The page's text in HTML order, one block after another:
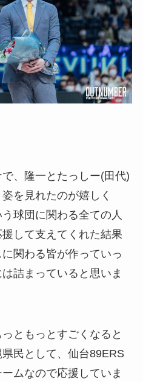
で、隆一とたっしー(田代)
を見れたのが嬉しく
球団に関わる全ての人
して支えてくれた結果
関わる皆が作っていっ
詰まっていると思いま
ともっとすごくなると
民として、仙台89ERS
ムなので応援していま